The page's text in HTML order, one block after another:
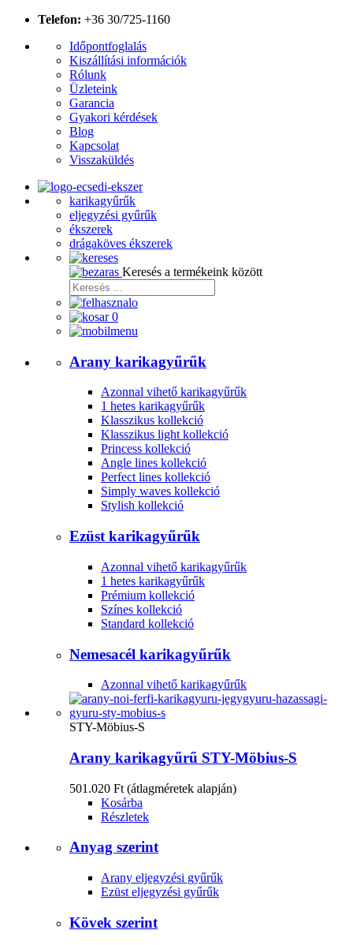
Telefon: +36 30/725-1160
Időpontfoglalás
Kiszállítási információk
Rólunk
Üzleteink
Garancia
Gyakori kérdések
Blog
Kapcsolat
Visszaküldés
karikagyűrűk
eljegyzési gyűrűk
ékszerek
drágaköves ékszerek
Keresés a termékeink között
0
Arany karikagyűrűk
Azonnal vihető karikagyűrűk
1 hetes karikagyűrűk
Klasszikus kollekció
Klasszikus light kollekció
Princess kollekció
Angle lines kollekció
Perfect lines kollekció
Simply waves kollekció
Stylish kollekció
Ezüst karikagyűrűk
Azonnal vihető karikagyűrűk
1 hetes karikagyűrűk
Prémium kollekció
Színes kollekció
Standard kollekció
Nemesacél karikagyűrűk
Azonnal vihető karikagyűrűk
STY-Möbius-S
Arany karikagyűrű STY-Möbius-S
501.020 Ft (átlagméretek alapján)
Kosárba
Részletek
Anyag szerint
Arany eljegyzési gyűrűk
Ezüst eljegyzési gyűrűk
Kövek szerint